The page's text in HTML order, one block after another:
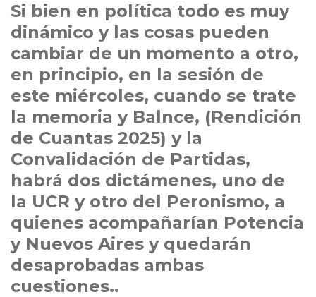
Si bien en política todo es muy
dinámico y las cosas pueden
cambiar de un momento a otro,
en principio, en la sesión de
este miércoles, cuando se trate
la memoria y Balnce, (Rendición
de Cuantas 2025) y la
Convalidación de Partidas,
habrá dos dictámenes, uno de
la UCR y otro del Peronismo, a
quienes acompañarían Potencia
y Nuevos Aires y quedarán
desaprobadas ambas
cuestiones..